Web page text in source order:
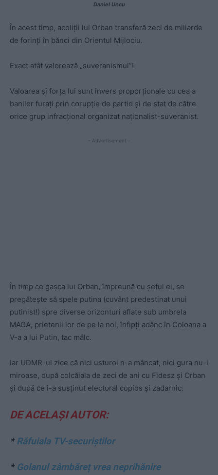
Daniel Uncu
În acest timp, acoliții lui Orban transferă zeci de miliarde
de forinți în bănci din Orientul Mijlociu.
Exact atât valorează „suveranismul”!
Valoarea și forța lui sunt invers proporționale cu cea a
banilor furați prin corupție de partid și de stat de către
orice grup infracțional organizat naționalist-suveranist.
- Advertisement -
În timp ce gașca lui Orban, împreună cu șeful ei, se
pregătește să spele putina (cuvânt predestinat unui
putinist!) spre diverse orizonturi aflate sub umbrela
MAGA, prietenii lor de pe la noi, înfipți adânc în Coloana a
V-a a lui Putin, tac mâlc.
Iar UDMR-ul zice că nici usturoi n-a mâncat, nici gura nu-i
miroase, după colcăiala de zeci de ani cu Fidesz și Orban
și după ce i-a susținut electoral copios și zadarnic.
DE ACELAȘI AUTOR:
*Răfuiala TV-securiștilor
* Golanul zâmbăreț vrea neprihănire